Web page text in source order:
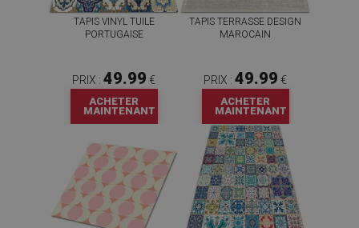
TAPIS VINYL TUILE
PORTUGAISE
PRIX : 49.99 €
ACHETER
MAINTENANT
TAPIS TERRASSE DESIGN
MAROCAIN
PRIX : 49.99 €
ACHETER
MAINTENANT